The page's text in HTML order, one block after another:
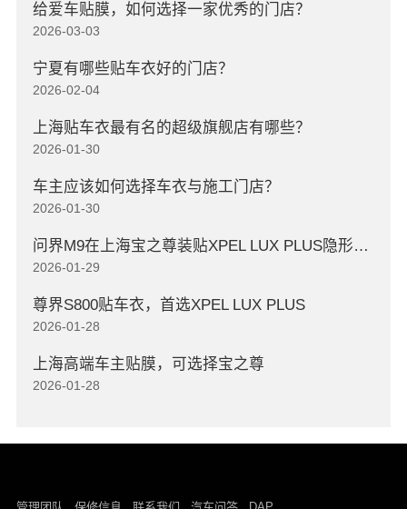
给爱车贴膜，如何选择一家优秀的门店？
2026-03-03
宁夏有哪些贴车衣好的门店？
2026-02-04
上海贴车衣最有名的超级旗舰店有哪些？
2026-01-30
车主应该如何选择车衣与施工门店？
2026-01-30
问界M9在上海宝之尊装贴XPEL LUX PLUS隐形车衣
2026-01-29
尊界S800贴车衣，首选XPEL LUX PLUS
2026-01-28
上海高端车主贴膜，可选择宝之尊
2026-01-28